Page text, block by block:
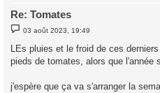
Re: Tomates
M
e
s
s
a
03 août 2023, 19:49
LEs pluies et le froid de ces
pieds de tomates, alors que l'année
j'espère que ça va s'arranger la